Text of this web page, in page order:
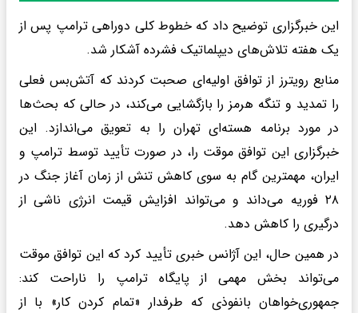
این خبرگزاری توضیح داد که خطوط کلی دوراهی ترامپ پس از
یک هفته تلاش‌های دیپلماتیک فشرده آشکار شد.
منابع رویترز از توافق اولیه‌ای صحبت کردند که آتش‌بس فعلی
را تمدید و تنگه هرمز را بازگشایی می‌کند، در حالی که بحث‌ها
در مورد برنامه هسته‌ای تهران را به تعویق می‌اندازد. این
خبرگزاری این توافق موقت را، در صورت تأیید توسط ترامپ و
ایران، مهمترین گام به سوی کاهش تنش از زمان آغاز جنگ در
۲۸ فوریه می‌داند و می‌تواند افزایش قیمت انرژی ناشی از
درگیری را کاهش دهد.
در همین حال، این آژانس خبری تأیید کرد که این توافق موقت
می‌تواند بخش مهمی از پایگاه ترامپ را ناراحت کند:
جمهوری‌خواهان بانفوذی که طرفدار «تمام کردن کار» با از